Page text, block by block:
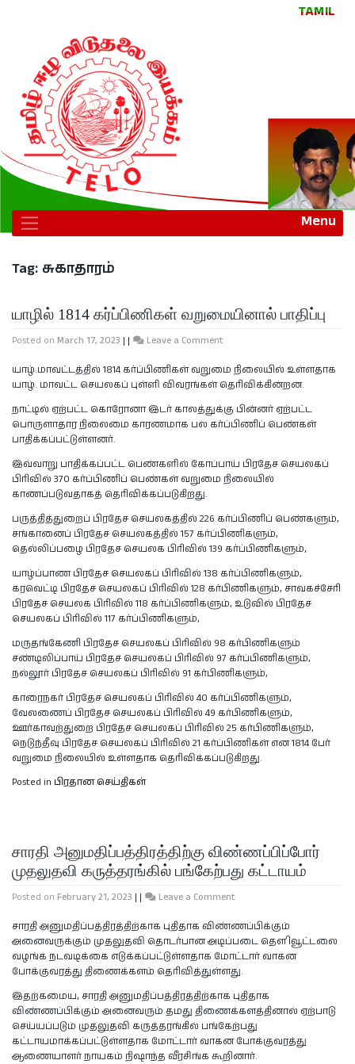
TAMIL
Menu
Tag: சுகாதாரம்
யாழில் 1814 கர்ப்பிணிகள் வறுமையினால் பாதிப்பு
Posted on March 17, 2023 | | Leave a Comment
யாழ்.மாவட்டத்தில் 1814 கர்ப்பிணிகள் வறுமை நிலையில் உள்ளதாக
யாழ். மாவட்ட செயலகப் புள்ளி விவரங்கள் தெரிவிக்கின்றன.
நாட்டில் ஏற்பட்ட கொரோனா இடர் காலத்துக்கு பின்னர் ஏற்பட்ட
பொருளாதார நிலைமை காரணமாக பல கர்ப்பிணிப் பெண்கள்
பாதிக்கப்பட்டுள்ளனர்.
இவ்வாறு பாதிக்கப்பட்ட பெண்களில் கோப்பாய் பிரதேச செயலகப்
பிரிவில் 370 கர்ப்பிணிப் பெண்கள் வறுமை நிலையில்
காணப்படுவதாகத் தெரிவிக்கப்படுகிறது.
பருத்தித்துறைப் பிரதேச செயலகத்தில் 226 கர்ப்பிணிப் பெண்களும்,
சங்கானைப் பிரதேச செயலகத்தில் 157 கர்ப்பிணிகளும்,
தெல்லிப்பழை பிரதேச செயலக பிரிவில் 139 கர்ப்பிணிகளும்,
யாழ்ப்பாண பிரதேச செயலகப் பிரிவில் 138 கர்ப்பிணிகளும்,
கரவெட்டி பிரதேச செயலகப் பிரிவில் 128 கர்பிணிகளும், சாவகச்சேரி
பிரதேச செயலக பிரிவில் 118 கர்ப்பிணிகளும், உடுவில் பிரதேச
செயலகப் பிரிவில் 117 கர்ப்பிணிகளும்,
மருதங்கேணி பிரதேச செயலகப் பிரிவில் 98 கர்பிணிகளும்
சண்டிலிப்பாய் பிரதேச செயலகப் பிரிவில் 97 கர்ப்பிணிகளும்,
நல்லூர் பிரதேச செயலகப் பிரிவில் 91 கர்பிணிகளும்,
காரைநகர் பிரதேச செயலகப் பிரிவில் 40 கர்ப்பிணிகளும்,
வேலணைப் பிரதேச செயலகப் பிரிவில் 49 கர்பிணிகளும்,
ஊர்காவற்துறை பிரதேச செயலகப் பிரிவில் 25 கர்பிணிகளும்,
நெடுந்தீவு பிரதேச செயலகப் பிரிவில் 21 கர்ப்பிணிகள் என 1814 பேர்
வறுமை நிலையில் உள்ளதாக தெரிவிக்கப்படுகிறது.
Posted in பிரதான செய்திகள்
சாரதி அனுமதிப்பத்திரத்திற்கு விண்ணப்பிப்போர்
முதலுதவி கருத்தரங்கில் பங்கேற்பது கட்டாயம்
Posted on February 21, 2023 | | Leave a Comment
சாரதி அனுமதிப்பத்திரத்திற்காக புதிதாக விண்ணப்பிக்கும்
அனைவருக்கும் முதலுதவி தொடர்பான அடிப்படை தௌிவூட்டலை
வழங்க நடவடிக்கை எடுக்கப்பட்டுள்ளதாக மோட்டார் வாகன
போக்குவரத்து திணைக்களம் தெரிவித்துள்ளது.
இதற்கமைய, சாரதி அனுமதிப்பத்திரத்திற்காக புதிதாக
விண்ணப்பிக்கும் அனைவரும் தமது திணைக்களத்தினால் ஏற்பாடு
செய்யப்படும் முதலுதவி கருத்தரங்கில் பங்கேற்பது
கட்டாயமாக்கப்பட்டுள்ளதாக மோட்டார் வாகன போக்குவரத்து
ஆணையாளர் நாயகம் நிஷாந்த வீரசிங்க கூறினார்.